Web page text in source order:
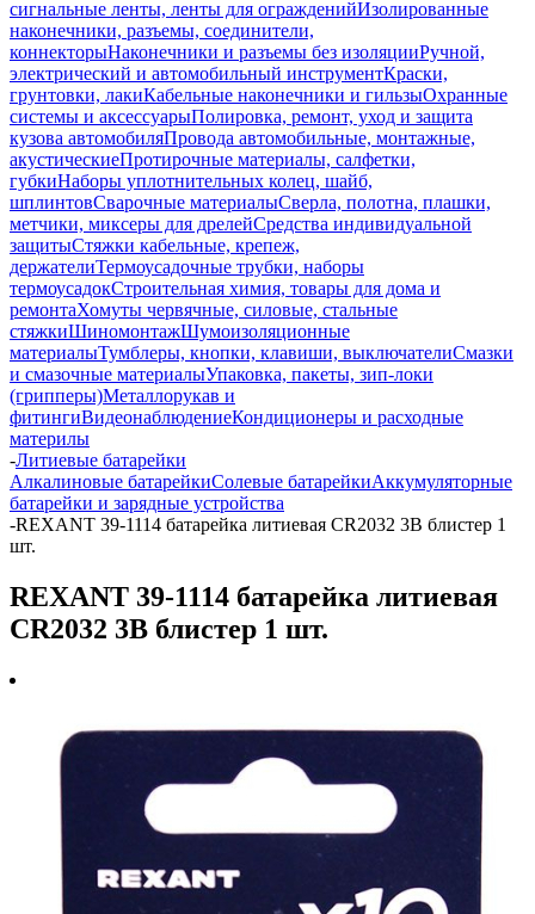
сигнальные ленты, ленты для огражденийИзолированные
наконечники, разъемы, соединители,
коннекторыНаконечники и разъемы без изоляцииРучной,
электрический и автомобильный инструментКраски,
грунтовки, лакиКабельные наконечники и гильзыОхранные
системы и аксессуарыПолировка, ремонт, уход и защита
кузова автомобиляПровода автомобильные, монтажные,
акустическиеПротирочные материалы, салфетки,
губкиНаборы уплотнительных колец, шайб,
шплинтовСварочные материалыСверла, полотна, плашки,
метчики, миксеры для дрелейСредства индивидуальной
защитыСтяжки кабельные, крепеж,
держателиТермоусадочные трубки, наборы
термоусадокСтроительная химия, товары для дома и
ремонтаХомуты червячные, силовые, стальные
стяжкиШиномонтажШумоизоляционные
материалыТумблеры, кнопки, клавиши, выключателиСмазки
и смазочные материалыУпаковка, пакеты, зип-локи
(грипперы)Металлорукав и
фитингиВидеонаблюдениеКондиционеры и расходные
материлы
-Литиевые батарейки
Алкалиновые батарейкиСолевые батарейкиАккумуляторные
батарейки и зарядные устройства
-REXANT 39-1114 батарейка литиевая CR2032 3В блистер 1
шт.
REXANT 39-1114 батарейка литиевая
CR2032 3В блистер 1 шт.